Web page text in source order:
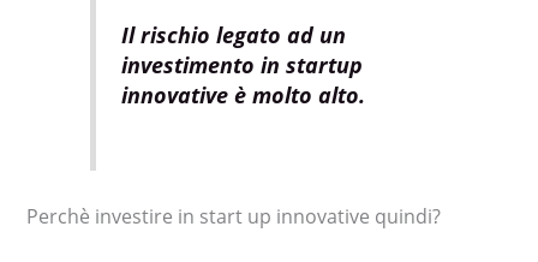
Il rischio legato ad un
investimento in startup
innovative è molto alto.
Perchè investire in start up innovative quindi?